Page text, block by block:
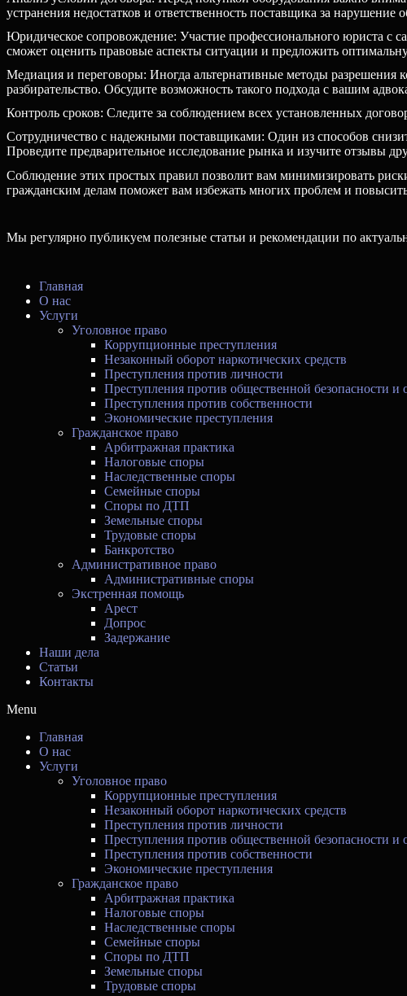
устранения недостатков и ответственность поставщика за нарушение
Юридическое сопровождение: Участие профессионального юриста с
сможет оценить правовые аспекты ситуации и предложить
Медиация и переговоры: Иногда альтернативные методы разрешения
разбирательство. Обсудите возможность такого подхода с вашим
Контроль сроков: Следите за соблюдением всех установленных
Сотрудничество с надежными поставщиками: Один из способов
Проведите предварительное исследование рынка и изучите отзывы
Соблюдение этих простых правил позволит вам минимизировать
гражданским делам поможет вам избежать многих проблем и
Мы регулярно публикуем полезные статьи и рекомендации по
Главная
О нас
Услуги
Уголовное право
Коррупционные преступления
Незаконный оборот наркотических средств
Преступления против личности
Преступления против общественной безопасности и
Преступления против собственности
Экономические преступления
Гражданское право
Арбитражная практика
Налоговые споры
Наследственные споры
Семейные споры
Споры по ДТП
Земельные споры
Трудовые споры
Банкротство
Административное право
Административные споры
Экстренная помощь
Арест
Допрос
Задержание
Наши дела
Статьи
Контакты
Menu
Главная
О нас
Услуги
Уголовное право
Коррупционные преступления
Незаконный оборот наркотических средств
Преступления против личности
Преступления против общественной безопасности и
Преступления против собственности
Экономические преступления
Гражданское право
Арбитражная практика
Налоговые споры
Наследственные споры
Семейные споры
Споры по ДТП
Земельные споры
Трудовые споры